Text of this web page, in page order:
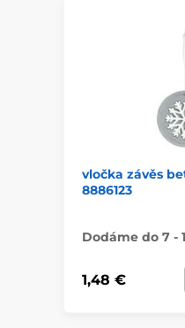
vločka závěs
8886123
Dodáme do 7 -
1,48 €